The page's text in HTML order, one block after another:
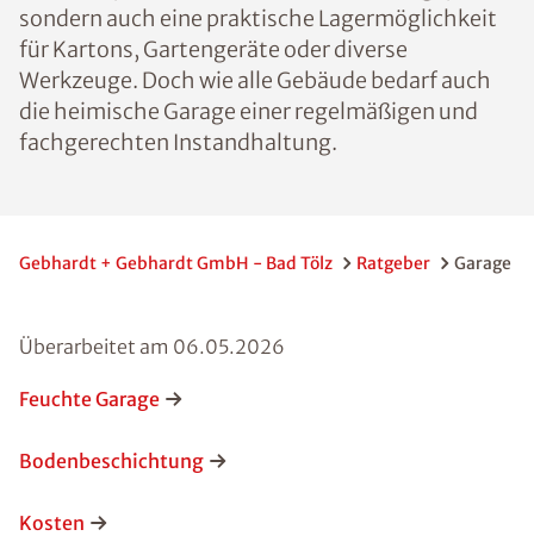
sondern auch eine praktische Lagermöglichkeit
für Kartons, Gartengeräte oder diverse
Werkzeuge. Doch wie alle Gebäude bedarf auch
die heimische Garage einer regelmäßigen und
fachgerechten Instandhaltung.
Gebhardt + Gebhardt GmbH - Bad Tölz Ratgeber Garage
Überarbeitet am 06.05.2026
Feuchte Garage
Bodenbeschichtung
Kosten